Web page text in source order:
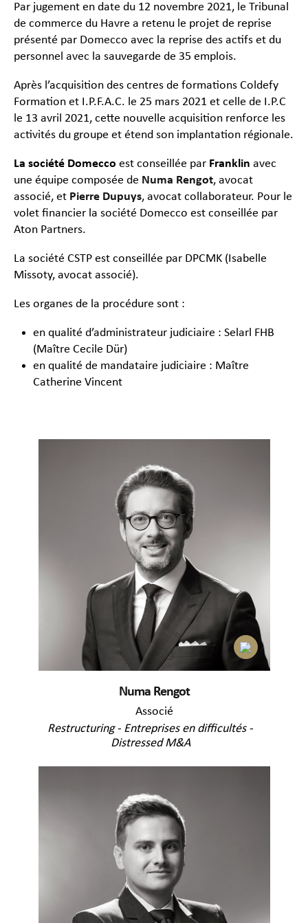
Par jugement en date du 12 novembre 2021, le Tribunal
de commerce du Havre a retenu le projet de reprise
présenté par Domecco avec la reprise des actifs et du
personnel avec la sauvegarde de 35 emplois.
Après l’acquisition des centres de formations Coldefy
Formation et I.P.F.A.C. le 25 mars 2021 et celle de I.P.C
le 13 avril 2021, cette nouvelle acquisition renforce les
activités du groupe et étend son implantation régionale.
La société Domecco est conseillée par Franklin avec
une équipe composée de Numa Rengot, avocat
associé, et Pierre Dupuys, avocat collaborateur. Pour le
volet financier la société Domecco est conseillée par
Aton Partners.
La société CSTP est conseillée par DPCMK (Isabelle
Missoty, avocat associé).
Les organes de la procédure sont :
en qualité d’administrateur judiciaire : Selarl FHB
(Maître Cecile Dür)
en qualité de mandataire judiciaire : Maître
Catherine Vincent
Numa Rengot
Associé
Restructuring - Entreprises en difficultés -
Distressed M&A